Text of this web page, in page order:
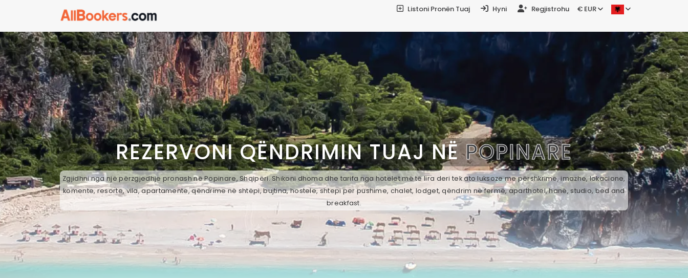
Listoni Pronën Tuaj Hyni Regjistrohu € EUR
REZERVONI QËNDRIMIN TUAJ NËPOPINARE
Zgjidhni nga një përzgjedhje pronash në Popinare, Shqipëri. Shikoni dhoma dhe tarifa nga hotelet më të lira deri tek ato luksoze me përshkrime, imazhe, lokacione,
komente, resorte, vila, apartamente, qëndrime në shtëpi, bujtina, hostele, shtepi per pushime, chalet, lodget, qëndrim në fermë, aparthotel, hanë, studio, bed and
breakfast.